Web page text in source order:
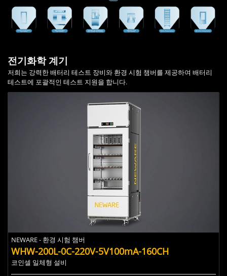
전기화학 계기
저희는 강력한 배터리 테스트 장비와 환경 시험 챔버를 제공하여 배터리
테스트에 포괄적인 테스트 지원을 합니다.
NEWARE - 환경 시험 챔버
WHW-200L-0C-220V-5V100mA-160CH ​
코인셀 일체형 설비